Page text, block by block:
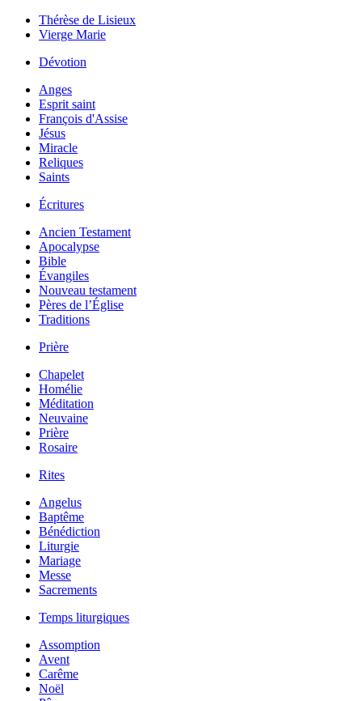
Thérèse de Lisieux
Vierge Marie
Dévotion
Anges
Esprit saint
François d'Assise
Jésus
Miracle
Reliques
Saints
Écritures
Ancien Testament
Apocalypse
Bible
Évangiles
Nouveau testament
Pères de l’Église
Traditions
Prière
Chapelet
Homélie
Méditation
Neuvaine
Prière
Rosaire
Rites
Angelus
Baptême
Bénédiction
Liturgie
Mariage
Messe
Sacrements
Temps liturgiques
Assomption
Avent
Carême
Noël